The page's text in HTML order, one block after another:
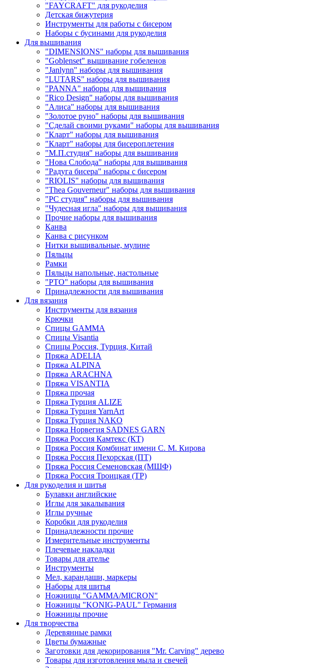
"FAYCRAFT" для рукоделия
Детская бижутерия
Инструменты для работы с бисером
Наборы с бусинами для рукоделия
Для вышивания
"DIMENSIONS" наборы для вышивания
"Goblenset" вышивание гобеленов
"Janlynn" наборы для вышивания
"LUTARS" наборы для вышивания
"PANNA" наборы для вышивания
"Rico Design" наборы для вышивания
"Алиса" наборы для вышивания
"Золотое руно" наборы для вышивания
"Сделай своими руками" наборы для вышивания
"Кларт" наборы для вышивания
"Кларт" наборы для бисероплетения
"М.П.студия" наборы для вышивания
"Нова Слобода" наборы для вышивания
"Радуга бисера" наборы с бисером
"RIOLIS" наборы для вышивания
"Thea Gouverneur" наборы для вышивания
"РС студия" наборы для вышивания
"Чудесная игла" наборы для вышивания
Прочие наборы для вышивания
Канва
Канва с рисунком
Нитки вышивальные, мулине
Пяльцы
Рамки
Пяльцы напольные, настольные
"РТО" наборы для вышивания
Принадлежности для вышивания
Для вязания
Инструменты для вязания
Крючки
Спицы GAMMA
Спицы Visantia
Спицы Россия, Турция, Китай
Пряжа ADELIA
Пряжа ALPINA
Пряжа ARACHNA
Пряжа VISANTIA
Пряжа прочая
Пряжа Турция ALIZE
Пряжа Турция YarnArt
Пряжа Турция NAKO
Пряжа Норвегия SADNES GARN
Пряжа Россия Камтекс (КТ)
Пряжа Россия Комбинат имени С. М. Кирова
Пряжа Россия Пехорская (ПТ)
Пряжа Россия Семеновская (МШФ)
Пряжа Россия Троицкая (ТР)
Для рукоделия и шитья
Булавки английские
Иглы для закалывания
Иглы ручные
Коробки для рукоделия
Принадлежности прочие
Измерительные инструменты
Плечевые накладки
Товары для ателье
Инструменты
Мел, карандаши, маркеры
Наборы для шитья
Ножницы "GAMMA/MICRON"
Ножницы "KONIG-PAUL" Германия
Ножницы прочие
Для творчества
Деревянные рамки
Цветы бумажные
Заготовки для декорирования "Mr. Carving" дерево
Товары для изготовления мыла и свечей